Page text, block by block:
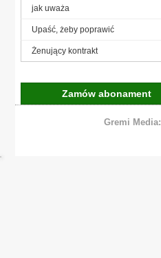
jak uważa
Upaść, żeby poprawić
Żenujący kontrakt
Zamów abonament
Gremi Media: